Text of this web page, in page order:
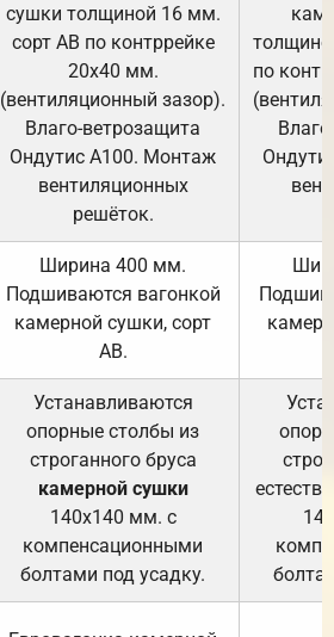
сушки толщиной 16 мм.
сорт АВ по контррейке
20х40 мм.
(вентиляционный зазор).
Влаго-ветрозащита
Ондутис А100. Монтаж
вентиляционных
решёток.
по
Ширина 400 мм.
Подшиваются вагонкой
камерной сушки, сорт
АВ.
Устанавливаются
опорные столбы из
строганного бруса
камерной сушки
140х140 мм. с
компенсационными
болтами под усадку.